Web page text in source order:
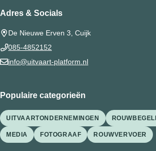
Adres & Socials
De Nieuwe Erven 3, Cuijk
085-4852152
info@uitvaart-platform.nl
Populaire categorieën
UITVAARTONDERNEMINGEN
MEDIA FOTOGRAAF ROUWVERVOER